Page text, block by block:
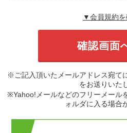
▼会員規約
※ご記入頂いたメールアドレス宛て
をお送りいた
※Yahoo!メールなどのフリーメール
ォルダに入る場合